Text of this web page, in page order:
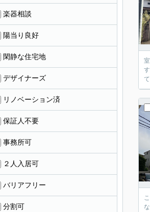
楽器相談
陽当り良好
閑静な住宅地
デザイナーズ
リノベーション済
保証人不要
事務所可
２人入居可
バリアフリー
分割可